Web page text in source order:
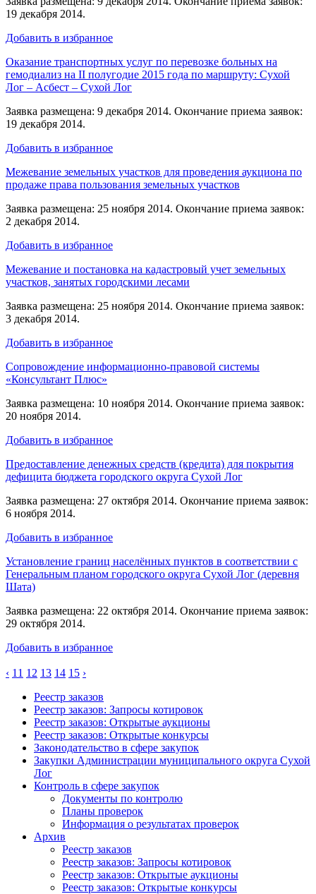
19 декабря 2014.
Добавить в избранное
Оказание транспортных услуг по перевозке больных на
гемодиализ на II полугодие 2015 года по маршруту: Сухой
Лог – Асбест – Сухой Лог
Заявка размещена: 9 декабря 2014. Окончание приема заявок:
19 декабря 2014.
Добавить в избранное
Межевание земельных участков для проведения аукциона по
продаже права пользования земельных участков
Заявка размещена: 25 ноября 2014. Окончание приема заявок:
2 декабря 2014.
Добавить в избранное
Межевание и постановка на кадастровый учет земельных
участков, занятых городскими лесами
Заявка размещена: 25 ноября 2014. Окончание приема заявок:
3 декабря 2014.
Добавить в избранное
Сопровождение информационно-правовой системы
«Консультант Плюс»
Заявка размещена: 10 ноября 2014. Окончание приема заявок:
20 ноября 2014.
Добавить в избранное
Предоставление денежных средств (кредита) для покрытия
дефицита бюджета городского округа Сухой Лог
Заявка размещена: 27 октября 2014. Окончание приема заявок:
6 ноября 2014.
Добавить в избранное
Установление границ населённых пунктов в соответствии с
Генеральным планом городского округа Сухой Лог (деревня
Шата)
Заявка размещена: 22 октября 2014. Окончание приема заявок:
29 октября 2014.
Добавить в избранное
‹ 11 12 13 14 15 ›
Реестр заказов
Реестр заказов: Запросы котировок
Реестр заказов: Открытые аукционы
Реестр заказов: Открытые конкурсы
Законодательство в сфере закупок
Закупки Администрации муниципального округа Сухой
Лог
Контроль в сфере закупок
Документы по контролю
Планы проверок
Информация о результатах проверок
Архив
Реестр заказов
Реестр заказов: Запросы котировок
Реестр заказов: Открытые аукционы
Реестр заказов: Открытые конкурсы